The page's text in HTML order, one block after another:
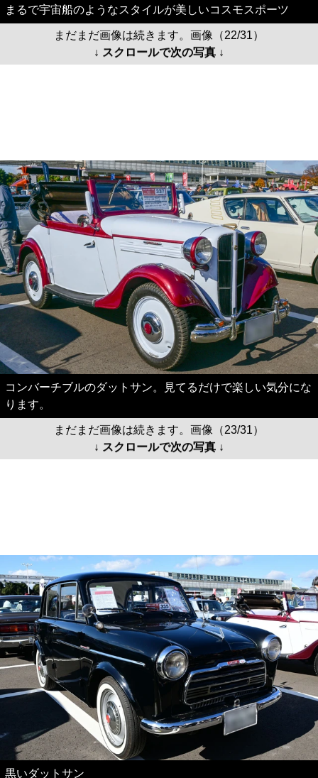
まるで宇宙船のようなスタイルが美しいコスモスポーツ
まだまだ画像は続きます。画像（22/31）
↓ スクロールで次の写真 ↓
コンバーチブルのダットサン。見てるだけで楽しい気分にな
ります。
まだまだ画像は続きます。画像（23/31）
↓ スクロールで次の写真 ↓
黒いダットサン